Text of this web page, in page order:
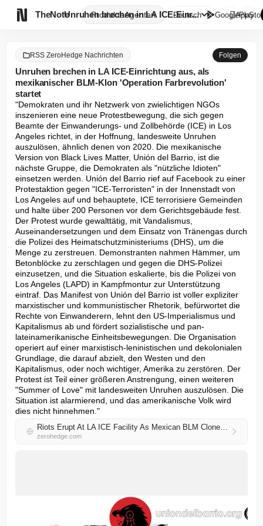
TheNote ProdukteAgenten
Unruhen brechen in LA ICE-Einr...
Deutsch GooglePlay

RSS ZeroHedge Nachrichten Folgen
Unruhen brechen in LA ICE-Einrichtung aus, als
mexikanischer BLM-Klon 'Operation Farbrevolution'
startet
"Demokraten und ihr Netzwerk von zwielichtigen NGOs
inszenieren eine neue Protestbewegung, die sich gegen
Beamte der Einwanderungs- und Zollbehörde (ICE) in Los
Angeles richtet, in der Hoffnung, landesweite Unruhen
auszulösen, ähnlich denen von 2020. Die mexikanische
Version von Black Lives Matter, Unión del Barrio, ist die
nächste Gruppe, die Demokraten als "nützliche Idioten"
einsetzen werden. Unión del Barrio rief auf Facebook zu einer
Protestaktion gegen "ICE-Terroristen" in der Innenstadt von
Los Angeles auf und behauptete, ICE terrorisiere Gemeinden
und halte über 200 Personen vor dem Gerichtsgebäude fest.
Der Protest wurde gewalttätig, mit Vandalismus,
Auseinandersetzungen und dem Einsatz von Tränengas durch
die Polizei des Heimatschutzministeriums (DHS), um die
Menge zu zerstreuen. Demonstranten nahmen Hämmer, um
Betonblöcke zu zerschlagen und gegen die DHS-Polizei
einzusetzen, und die Situation eskalierte, bis die Polizei von
Los Angeles (LAPD) in Kampfmontur zur Unterstützung
eintraf. Das Manifest von Unión del Barrio ist voller expliziter
marxistischer und kommunistischer Rhetorik, befürwortet die
Rechte von Einwanderern, lehnt den US-Imperialismus und
Kapitalismus ab und fördert sozialistische und pan-
lateinamerikanische Einheitsbewegungen. Die Organisation
operiert auf einer marxistisch-leninistischen und dekolonialen
Grundlage, die darauf abzielt, den Westen und den
Kapitalismus, oder noch wichtiger, Amerika zu zerstören. Der
Protest ist Teil einer größeren Anstrengung, einen weiteren
"Summer of Love" mit landesweiten Unruhen auszulösen. Die
Situation ist alarmierend, und das amerikanische Volk wird
dies nicht hinnehmen."
Riots Erupt At LA ICE Facility As Mexican BLM Clone Unleashes Color Revolution Operation
zerohedge.com